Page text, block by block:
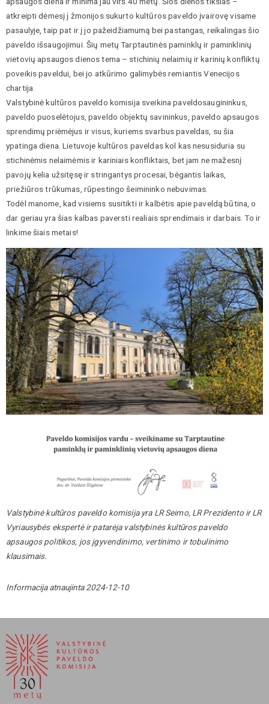
atkreipti dėmesį į žmonijos sukurto kultūros paveldo įvairovę visame
pasaulyje, taip pat ir į jo pažeidžiamumą bei pastangas, reikalingas šio
paveldo išsaugojimui. Šių metų Tarptautinės paminklų ir paminklinių
vietovių apsaugos dienos tema – stichinių nelaimių ir karinių konfliktų
poveikis paveldui, bei jo atkūrimo galimybės remiantis Venecijos
chartija.
Valstybinė kultūros paveldo komisija sveikina paveldosaugininkus,
paveldo puoselėtojus, paveldo objektų savininkus, paveldo apsaugos
sprendimų priėmėjus ir visus, kuriems svarbus paveldas, su šia
ypatinga diena. Lietuvoje kultūros paveldas kol kas nesusiduria su
stichinėmis nelaimėmis ir kariniais konfliktais, bet jam ne mažesnį
pavojų kelia užsitęsę ir stringantys procesai, bėgantis laikas,
priežiūros trūkumas, rūpestingo šeimininko nebuvimas.
Todėl manome, kad visiems susitikti ir kalbėtis apie paveldą būtina, o
dar geriau yra šias kalbas paversti realiais sprendimais ir darbais. To ir
linkime šiais metais!
Valstybinė kultūros paveldo komisija yra LR Seimo, LR Prezidento ir LR
Vyriausybės ekspertė ir patarėja valstybinės kultūros paveldo
apsaugos politikos, jos įgyvendinimo, vertinimo ir tobulinimo
klausimais.
Informacija atnaujinta 2024-12-10